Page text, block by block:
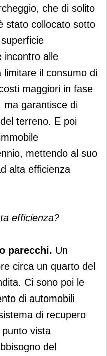
che di solito
stato collocato sotto
incontro alle
il consumo di
maggiori in fase
ma garantisce di
terreno. E poi
mettendo al suo
alta efficienza
efficienza?
parecchi. Un
circa un quarto del
Ci sono poi le
di automobili
di recupero
vista
del